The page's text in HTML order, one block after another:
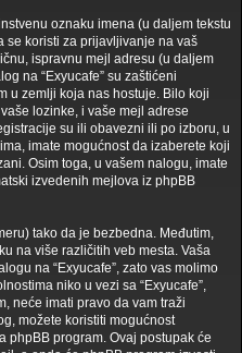
oznaku imena (u daljem tekstu
se koristi za prijavljivanje na vaš
ispravnu mejl adresu (u daljem
na “Exyucafe” su zaštićeni
u zemlji koja nas hostuje. Bilo koji
lozinke, i vaše mejl adrese
su ili obavezni ili po izboru, u
imate mogućnost da izaberete koji
Osim toga, u vašem nalogu, imate
izvedenih mejlova iz phpBB
tako da je bezbedna. Međutim,
na više različitih veb mesta. Vaša
na “Exyucafe”, zato vas molimo
niko u vezi sa “Exyucafe”,
neće imati pravo da vam traži
možete koristiti mogućnost
phpBB program. Ovaj postupak će